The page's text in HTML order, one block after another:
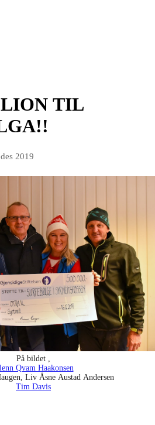
TIL
2019
På bildet ,
Qvam Haakonsen
Liv Åsne Austad Andersen
Tim Davis